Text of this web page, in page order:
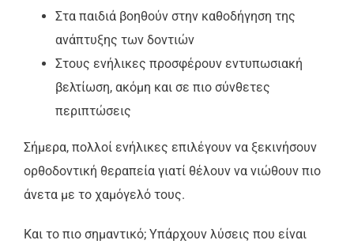
Στα παιδιά βοηθούν στην καθοδήγηση της
ανάπτυξης των δοντιών
Στους ενήλικες προσφέρουν εντυπωσιακή
βελτίωση, ακόμη και σε πιο σύνθετες
περιπτώσεις
Σήμερα, πολλοί ενήλικες επιλέγουν να ξεκινήσουν
ορθοδοντική θεραπεία γιατί θέλουν να νιώθουν πιο
άνετα με το χαμόγελό τους.
Και το πιο σημαντικό; Υπάρχουν λύσεις που είναι